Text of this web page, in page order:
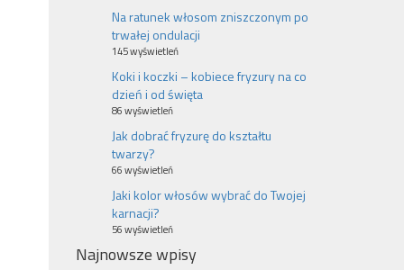
Na ratunek włosom zniszczonym po
trwałej ondulacji
145 wyświetleń
Koki i koczki – kobiece fryzury na co
dzień i od święta
86 wyświetleń
Jak dobrać fryzurę do kształtu
twarzy?
66 wyświetleń
Jaki kolor włosów wybrać do Twojej
karnacji?
56 wyświetleń
Najnowsze wpisy